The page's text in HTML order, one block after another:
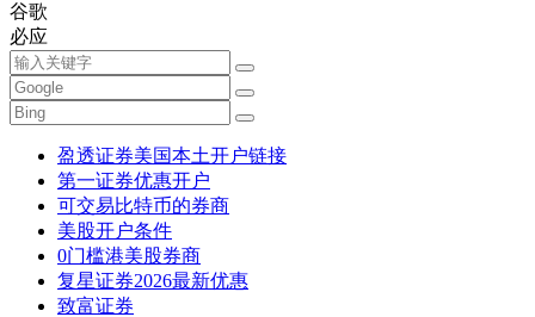
谷歌
必应
盈透证券美国本土开户链接
第一证券优惠开户
可交易比特币的券商
美股开户条件
0门槛港美股券商
复星证券2026最新优惠
致富证券